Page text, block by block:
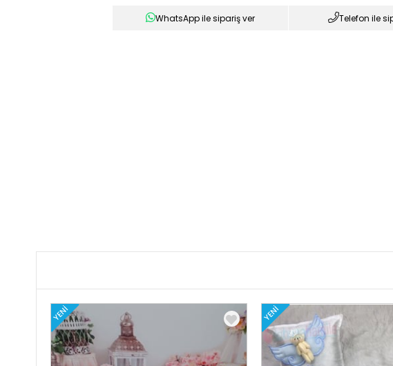
Telefon ile
WhatsApp ile sipariş ver
YENI YENI